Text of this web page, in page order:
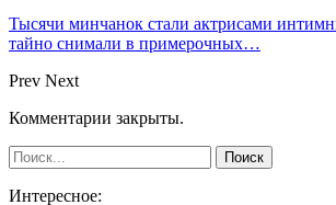
Тысячи минчанок стали актрисами
тайно снимали в примерочных…
Prev Next
Комментарии закрыты.
Интересное: